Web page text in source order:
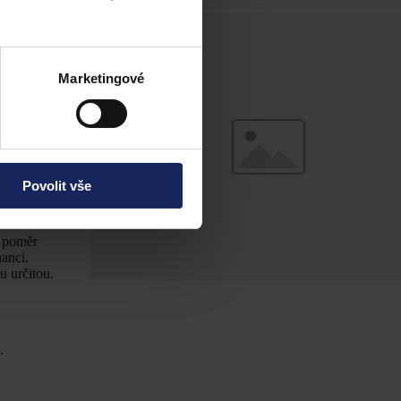
Marketingové
Povolit vše
V této
a zda byly
neurčitou
pracovní
volnosti)
těchto
pro
určitou.